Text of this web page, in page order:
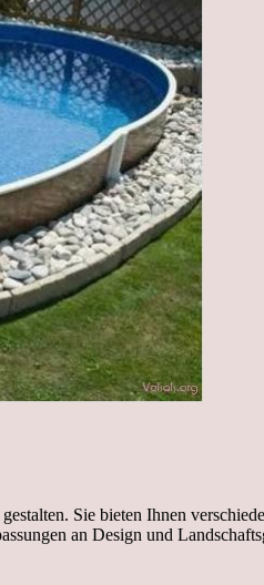
Sie bieten Ihnen
an Design und